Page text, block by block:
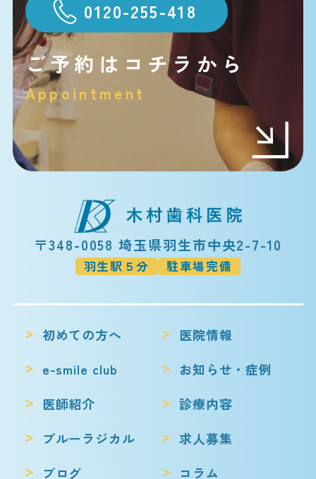
0120-255-418
ご予約はコチラから
Appointment
〒348-0058 埼玉県羽生市中央2-7-10
羽生駅５分 駐車場完備
初めての方へ
医院情報
e-smile club
お知らせ・症例
医師紹介
診療内容
ブルーラジカル
求人募集
ブログ
コラム